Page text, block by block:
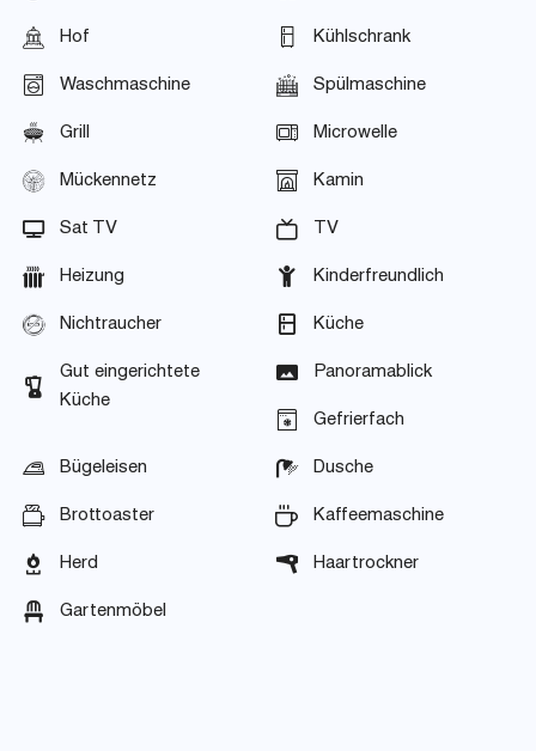
Hof Kühlschrank
Waschmaschine Spülmaschine
Grill Microwelle
Mückennetz Kamin
Sat TV TV
Heizung Kinderfreundlich
Nichtraucher Küche
Gut eingerichtete
Küche
Panoramablick
Gefrierfach
Bügeleisen Dusche
Brottoaster Kaffeemaschine
Herd Haartrockner
Gartenmöbel